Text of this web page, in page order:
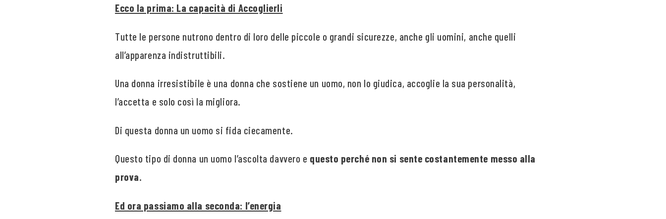
Ecco la prima: La capacità di Accoglierli
Tutte le persone nutrono dentro di loro delle piccole o grandi sicurezze, anche gli uomini, anche quelli
all’apparenza indistruttibili.
Una donna irresistibile è una donna che sostiene un uomo, non lo giudica, accoglie la sua personalità,
l’accetta e solo così la migliora.
Di questa donna un uomo si fida ciecamente.
Questo tipo di donna un uomo l’ascolta davvero e questo perché non si sente costantemente messo alla
prova.
Ed ora passiamo alla seconda: l’energia